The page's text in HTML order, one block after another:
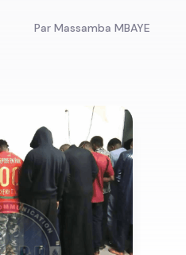
Par Massamba MBAYE